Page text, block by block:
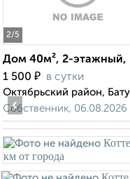
2/5
Дом 40м², 2-этажный,
1 500 ₽ в сутки
Октябрьский район,
Собственник, 06.08.2026
‹